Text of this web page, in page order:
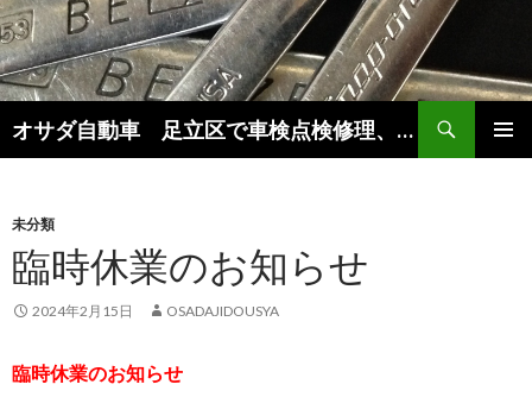
オサダ自動車 足立区で車検点検修理、新車中古車販売をしています。
索
ン
ツ
へ
動
未分類
臨時休業のお知らせ
2024年2月15日 OSADAJIDOUSYA
臨時休業のお知らせ